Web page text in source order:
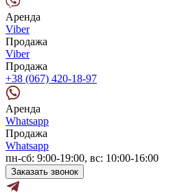
Аренда
Viber
Продажа
Viber
Продажа
+38 (067) 420-18-97
Аренда
Whatsapp
Продажа
Whatsapp
пн-сб: 9:00-19:00, вс: 10:00-16:00
Заказать звонок